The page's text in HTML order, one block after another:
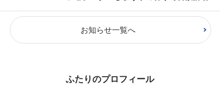
お知らせ一覧へ
ふたりのプロフィール